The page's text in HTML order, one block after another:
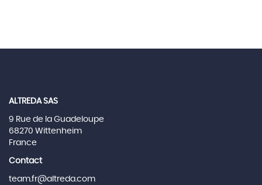
ALTREDA SAS
9 Rue de la Guadeloupe
68270 Wittenheim
France
Contact
team.fr@altreda.com